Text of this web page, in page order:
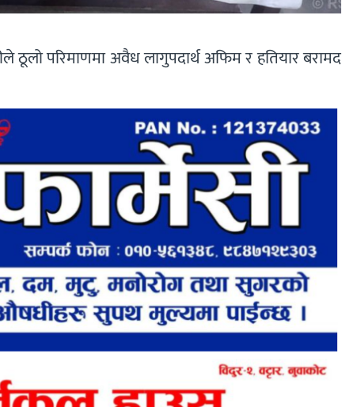
ठूलो परिमाणमा अवैध लागुपदार्थ अफिम र हतियार बरामद